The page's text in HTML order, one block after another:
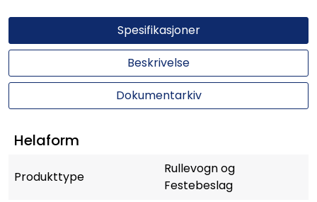
Spesifikasjoner
Beskrivelse
Dokumentarkiv
Helaform
Produkttype
Rullevogn og
Festebeslag